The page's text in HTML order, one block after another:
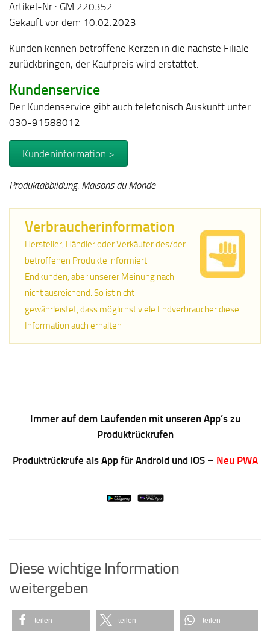
Artikel-Nr.: GM 220352
Gekauft vor dem 10.02.2023
Kunden können betroffene Kerzen in die nächste Filiale
zurückbringen, der Kaufpreis wird erstattet.
Kundenservice
Der Kundenservice gibt auch telefonisch Auskunft unter
030-91588012
Kundeninformation >
Produktabbildung: Maisons du Monde
Verbraucherinformation
Hersteller, Händler oder Verkäufer des/der
betroffenen Produkte informiert
Endkunden, aber unserer Meinung nach
nicht ausreichend. So ist nicht
gewährleistet, dass möglichst viele Endverbraucher diese
Information auch erhalten
Immer auf dem Laufenden mit unseren App’s zu
Produktrückrufen
Produktrückrufe als App für Android und iOS – Neu PWA
Diese wichtige Information
weitergeben
teilen teilen teilen